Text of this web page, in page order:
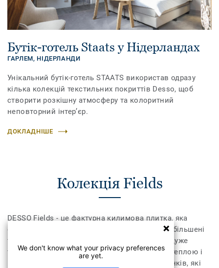
Бутік-готель Staats у Нідерландах
ГАРЛЕМ, НІДЕРЛАНДИ
Унікальний бутік-готель STAATS використав одразу
кілька колекцій текстильних покриттів Desso, щоб
створити розкішну атмосферу та колоритний
неповторний інтер’єр.
ДОКЛАДНІШЕ
Колекція Fields
DESSO Fields - це фактурна килимова плитка, яка
створює чітке враження ручного ткацтва. Її збільшені
та нерегулярні петлі допомагають створити дуже
тактильне покриття, яке зробить атмосферу теплою і
гостинною. Сучасна палітра з 37 різних відтінків, які
We don't know what your privacy preferences
are yet.